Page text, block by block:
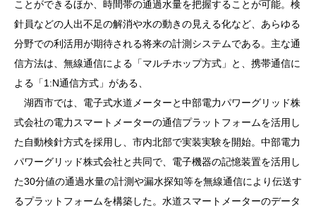
ことができるほか、時間帯の通過水量を把握することが可能。検
針員などの人出不足の解消や水の動きの見える化など、あらゆる
分野での利活用が期待される将来の計測システムである。主な通
信方法は、無線通信による「マルチホップ方式」と、携帯通信に
よる「1:N通信方式」がある、
湖西市では、電子式水道メーターと中部電力パワーグリッド株
式会社の電力スマートメーターの通信プラットフォームを活用し
た自動検針方式を採用し、市内北部で実装実験を開始。中部電力
パワーグリッド株式会社と共同で、電子機器の記憶装置を活用し
た30分値の通過水量の計測や漏水探知等を無線通信により伝送す
るプラットフォームを構築した。水道スマートメーターのデータ